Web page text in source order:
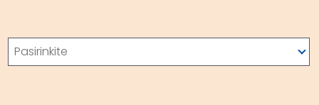
Paieška
Pasirinkite